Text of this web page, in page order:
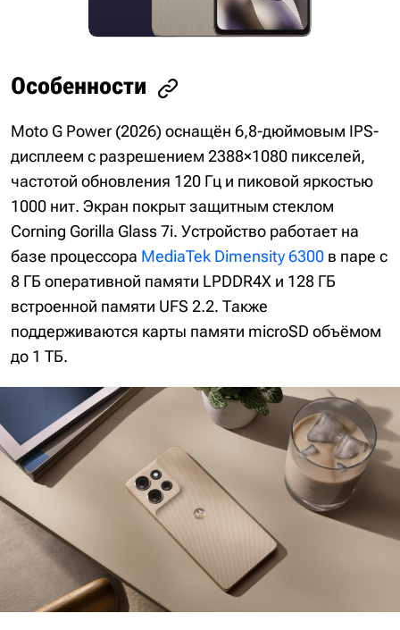
Особенности
Moto G Power (2026) оснащён 6,8-дюймовым IPS-
дисплеем с разрешением 2388×1080 пикселей,
частотой обновления 120 Гц и пиковой яркостью
1000 нит. Экран покрыт защитным стеклом
Corning Gorilla Glass 7i. Устройство работает на
базе процессора MediaTek Dimensity 6300 в паре с
8 ГБ оперативной памяти LPDDR4X и 128 ГБ
встроенной памяти UFS 2.2. Также
поддерживаются карты памяти microSD объёмом
до 1 ТБ.